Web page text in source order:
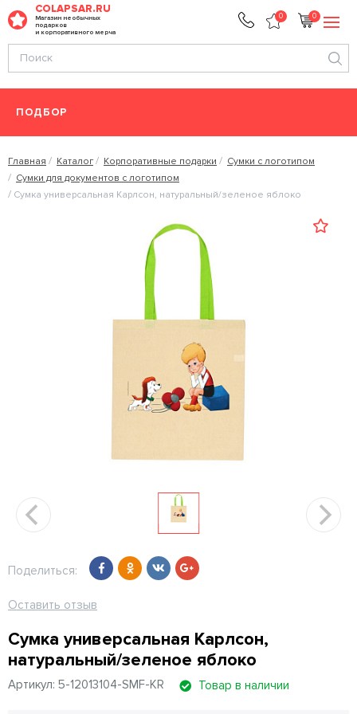
COLAPSAR.RU
Магазин необычных
подарков
и корпоративного мерча
0 0
ПОДБОР
Главная Каталог Корпоративные подарки
Сумки с логотипом
Сумки для документов с логотипом
Сумка универсальная Карлсон, натуральный/зеленое яблоко
Поделиться:
Оставить отзыв
Сумка универсальная Карлсон,
натуральный/зеленое яблоко
Артикул: 5-12013104-SMF-KR Товар в наличии